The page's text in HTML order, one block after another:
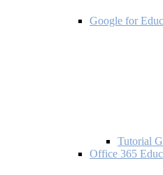
Google for
Tutorial
Office 365